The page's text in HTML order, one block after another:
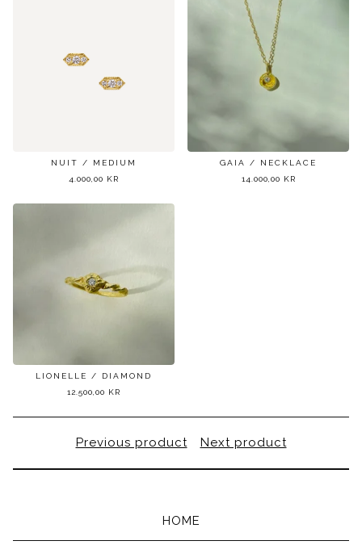
NUIT / MEDIUM
4.000,00 KR
GAIA / NECKLACE
14.000,00 KR
LIONELLE / DIAMOND
12.500,00 KR
Previous product Next product
HOME